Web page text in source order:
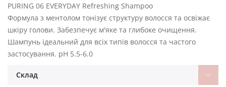
PURING 06 EVERYDAY Refreshing Shampoo
Формула з ментолом тонізує структуру волосся та освіжає
шкіру голови. Забезпечує м'яке та глибоке очищення.
Шампунь ідеальний для всіх типів волосся та частого
застосування. pH 5.5-6.0
Склад